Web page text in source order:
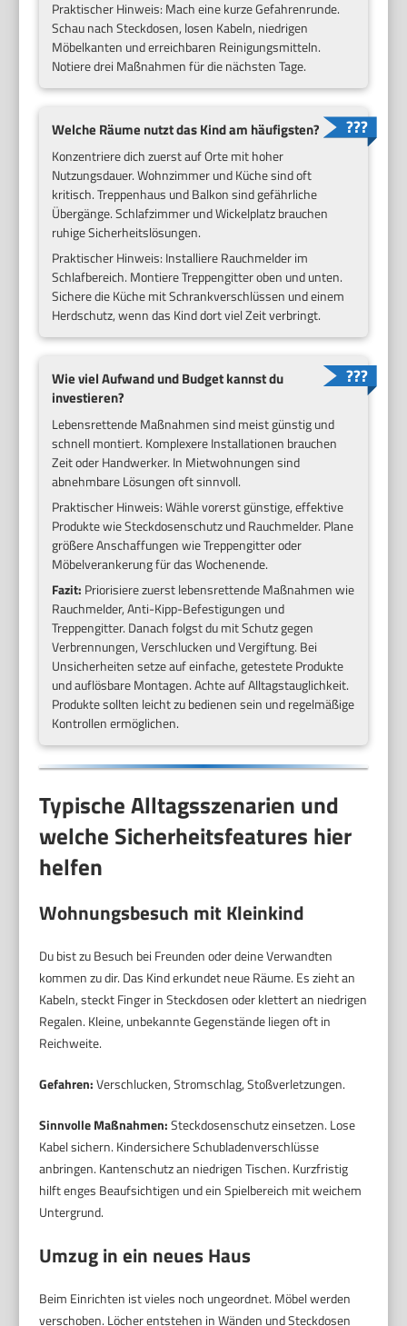
Praktischer Hinweis: Mach eine kurze Gefahrenrunde.
Schau nach Steckdosen, losen Kabeln, niedrigen
Möbelkanten und erreichbaren Reinigungsmitteln.
Notiere drei Maßnahmen für die nächsten Tage.
Welche Räume nutzt das Kind am häufigsten?
Konzentriere dich zuerst auf Orte mit hoher
Nutzungsdauer. Wohnzimmer und Küche sind oft
kritisch. Treppenhaus und Balkon sind gefährliche
Übergänge. Schlafzimmer und Wickelplatz brauchen
ruhige Sicherheitslösungen.
Praktischer Hinweis: Installiere Rauchmelder im
Schlafbereich. Montiere Treppengitter oben und unten.
Sichere die Küche mit Schrankverschlüssen und einem
Herdschutz, wenn das Kind dort viel Zeit verbringt.
Wie viel Aufwand und Budget kannst du
investieren?
Lebensrettende Maßnahmen sind meist günstig und
schnell montiert. Komplexere Installationen brauchen
Zeit oder Handwerker. In Mietwohnungen sind
abnehmbare Lösungen oft sinnvoll.
Praktischer Hinweis: Wähle vorerst günstige, effektive
Produkte wie Steckdosenschutz und Rauchmelder. Plane
größere Anschaffungen wie Treppengitter oder
Möbelverankerung für das Wochenende.
Fazit: Priorisiere zuerst lebensrettende Maßnahmen wie
Rauchmelder, Anti-Kipp-Befestigungen und
Treppengitter. Danach folgst du mit Schutz gegen
Verbrennungen, Verschlucken und Vergiftung. Bei
Unsicherheiten setze auf einfache, getestete Produkte
und auflösbare Montagen. Achte auf Alltagstauglichkeit.
Produkte sollten leicht zu bedienen sein und regelmäßige
Kontrollen ermöglichen.
Typische Alltagsszenarien und
welche Sicherheitsfeatures hier
helfen
Wohnungsbesuch mit Kleinkind
Du bist zu Besuch bei Freunden oder deine Verwandten
kommen zu dir. Das Kind erkundet neue Räume. Es zieht an
Kabeln, steckt Finger in Steckdosen oder klettert an niedrigen
Regalen. Kleine, unbekannte Gegenstände liegen oft in
Reichweite.
Gefahren:Verschlucken, Stromschlag, Stoßverletzungen.
Sinnvolle Maßnahmen:Steckdosenschutz einsetzen. Lose
Kabel sichern. Kindersichere Schubladenverschlüsse
anbringen. Kantenschutz an niedrigen Tischen. Kurzfristig
hilft enges Beaufsichtigen und ein Spielbereich mit weichem
Untergrund.
Umzug in ein neues Haus
Beim Einrichten ist vieles noch ungeordnet. Möbel werden
verschoben. Löcher entstehen in Wänden und Steckdosen